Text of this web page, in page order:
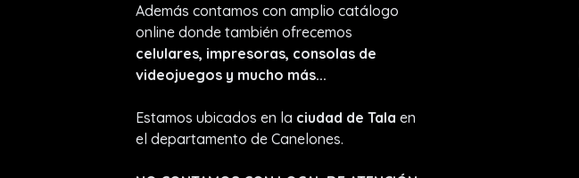
Además contamos con amplio catálogo
online donde también ofrecemos
celulares, impresoras, consolas de
videojuegos y mucho más...
Estamos ubicados en la ciudad de Tala en
el departamento de Canelones.